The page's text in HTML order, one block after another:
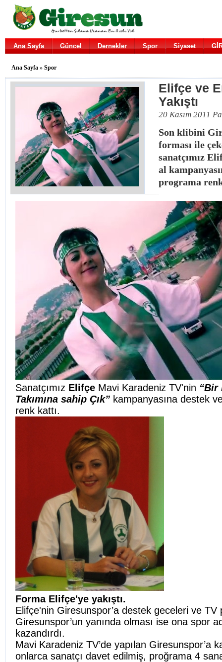
Ana Sayfa Güncel Dernekler Spor Siyaset
Ana Sayfa » Spor
Elifçe ve
Yakıştı
20 Kasım 2011
Son klibini
forması ile
sanatçımız
al
programa
Sanatçımız Elifçe Mavi Karadeniz TV'nin “Bir
Takımına sahip Çık” kampanyasına destek
renk kattı.
Forma Elifçe'ye yakıştı.
Elifçe'nin Giresunspor’a destek geceleri ve TV
Giresunspor’un yanında olması ise ona spor
kazandırdı.
Mavi Karadeniz TV’de yapılan Giresunspor’a
onlarca sanatçı davet edilmiş, proğrama 4